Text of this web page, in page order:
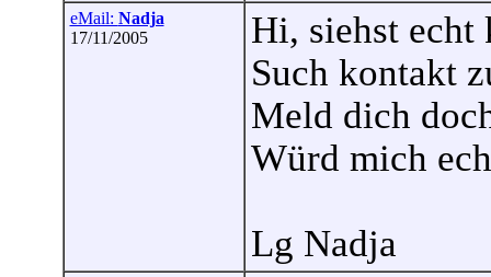
eMail: Nadja
17/11/2005
Hi, siehst echt
Such kontakt
Meld dich
Würd mich
Lg Nadja